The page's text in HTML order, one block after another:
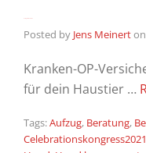
Posted by Jens Meinerton
Kranken-OP-
für dein Haustier …
Tags:Aufzug, Beratung,
Celebrationskongress2021